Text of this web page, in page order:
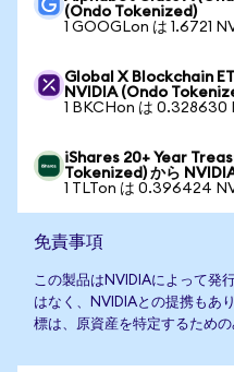
(Ondo Tokenized)
1 GOOGLon は 1.6721
Global X Blockchain
NVIDIA (Ondo
1 BKCHon は 0.328630
iShares 20+ Year
Tokenized) から
1 TLTon は 0.396424
免責事項
この製品はNVIDIAによって発
はなく、NVIDIAとの提携もあ
標は、原資産を特定するための